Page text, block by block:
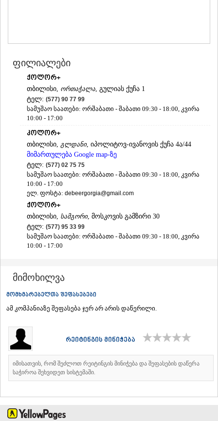
ᲐᲛᲑᲠᲝᲚᲐᲣᲠᲘ
ᲝᲜᲘ
ᲐᲑᲐᲨᲐ
ᲖᲣᲒᲓᲘᲓᲘ
ᲛᲐᲠᲢᲕᲘᲚᲘ
ᲛᲔᲡᲢᲘᲐ
ᲡᲔᲜᲐᲙᲘ
ᲤᲝᲗᲘ
ᲩᲮᲝᲠᲝᲬᲧᲣ
ᲬᲐᲚᲔᲜᲯᲘᲮᲐ
ᲮᲝᲑᲘ
ᲐᲜᲐᲙᲚᲘᲐ
ᲯᲕᲐᲠᲘ
ᲡᲐᲛᲪᲮᲔ–ᲯᲐᲕᲐᲮᲔᲗᲘ
ᲐᲓᲘᲒᲔᲜᲘ
ᲐᲡᲞᲘᲜᲫᲐ
ᲐᲮᲐᲚᲥᲐᲚᲐᲥᲘ
ᲐᲮᲐᲚᲪᲘᲮᲔ
ᲑᲐᲙᲣᲠᲘᲐᲜᲘ
ᲑᲝᲚᲜᲘᲡᲘ
ᲓᲛᲐᲜᲘᲡᲘ
ᲗᲔᲗᲠᲘᲬᲧᲐᲠᲝ
ᲛᲐᲠᲜᲔᲣᲚᲘ
ᲠᲣᲡᲗᲐᲕᲘ
ᲬᲐᲚᲙᲐ
ᲨᲘᲓᲐ ᲥᲐᲠᲗᲚᲘ
ᲥᲐᲠᲔᲚᲘ
ფილიალები
ქოლორ+
თბილისი, ორთაჭალა, გულიას ქუჩა 1
ტელ: (577) 90 77 99
სამუშაო საათები: ორშაბათი - შაბათი 09:30 - 18:00, კვირა
10:00 - 17:00
კოლორ+
თბილისი, გლდანი, იპოლიტოვ-ივანოვის ქუჩა 4ა/44
მიმართულება Google map-ზე
ტელ: (577) 02 75 75
სამუშაო საათები: ორშაბათი - შაბათი 09:30 - 18:00, კვირა
10:00 - 17:00
ელ. ფოსტა: debeergorgia@gmail.com
ქოლორ+
თბილისი, სამგორი, მოსკოვის გამზირი 30
ტელ: (577) 95 33 99
სამუშაო საათები: ორშაბათი - შაბათი 09:30 - 18:00, კვირა
10:00 - 17:00
მიმოხილვა
მომხმარებელთა შეფასებები
ამ კომპანიაზე შეფასება ჯერ არ არის დაწერილი.
რეიტინგის მინიჭება
იმისათვის, რომ შეძლოთ რეიტინგის მინიჭება და შეფასების დაწერა
საჭიროა შეხვიდეთ სისტემაში.